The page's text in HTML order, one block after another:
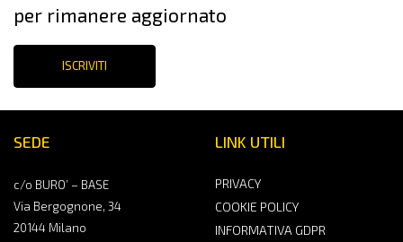
SEDE
c/o BURO’ – BASE
Via Bergognone, 34
20144 Milano
LINK UTILI
PRIVACY
COOKIE POLICY
INFORMATIVA GDPR
per rimanere aggiornato
ISCRIVITI